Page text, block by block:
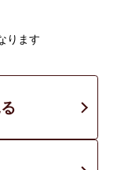
ります